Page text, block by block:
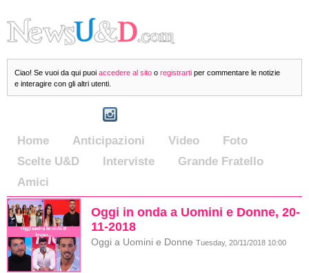
Ciao! Se vuoi da qui puoi accedere al sito o registrarti per commentare le notizie
e interagire con gli altri utenti.
Home Anticipazioni Video
Foto
Scelte U&D
Interviste
Grande Fratello
Amici
Oggi in onda a Uomini e Donne, 20-
11-2018
Oggi a Uomini e Donne Tuesday, 20/11/2018 10:00